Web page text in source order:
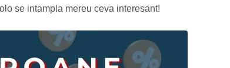
se intampla mereu ceva interesant!